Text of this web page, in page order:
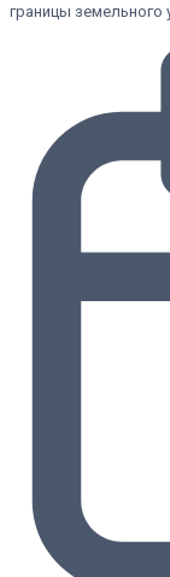
границы земельного